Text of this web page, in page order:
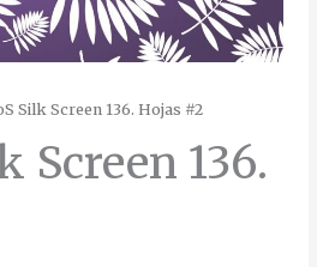
Silk Screen 136. Hojas #2
Screen 136.